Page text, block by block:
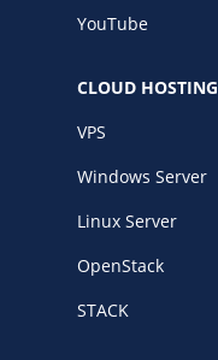
YouTube
CLOUD HOSTING
VPS
Windows Server
Linux Server
OpenStack
STACK